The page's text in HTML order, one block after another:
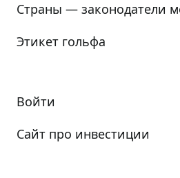
Страны — законодатели
Этикет гольфа
Войти
Сайт про инвестиции